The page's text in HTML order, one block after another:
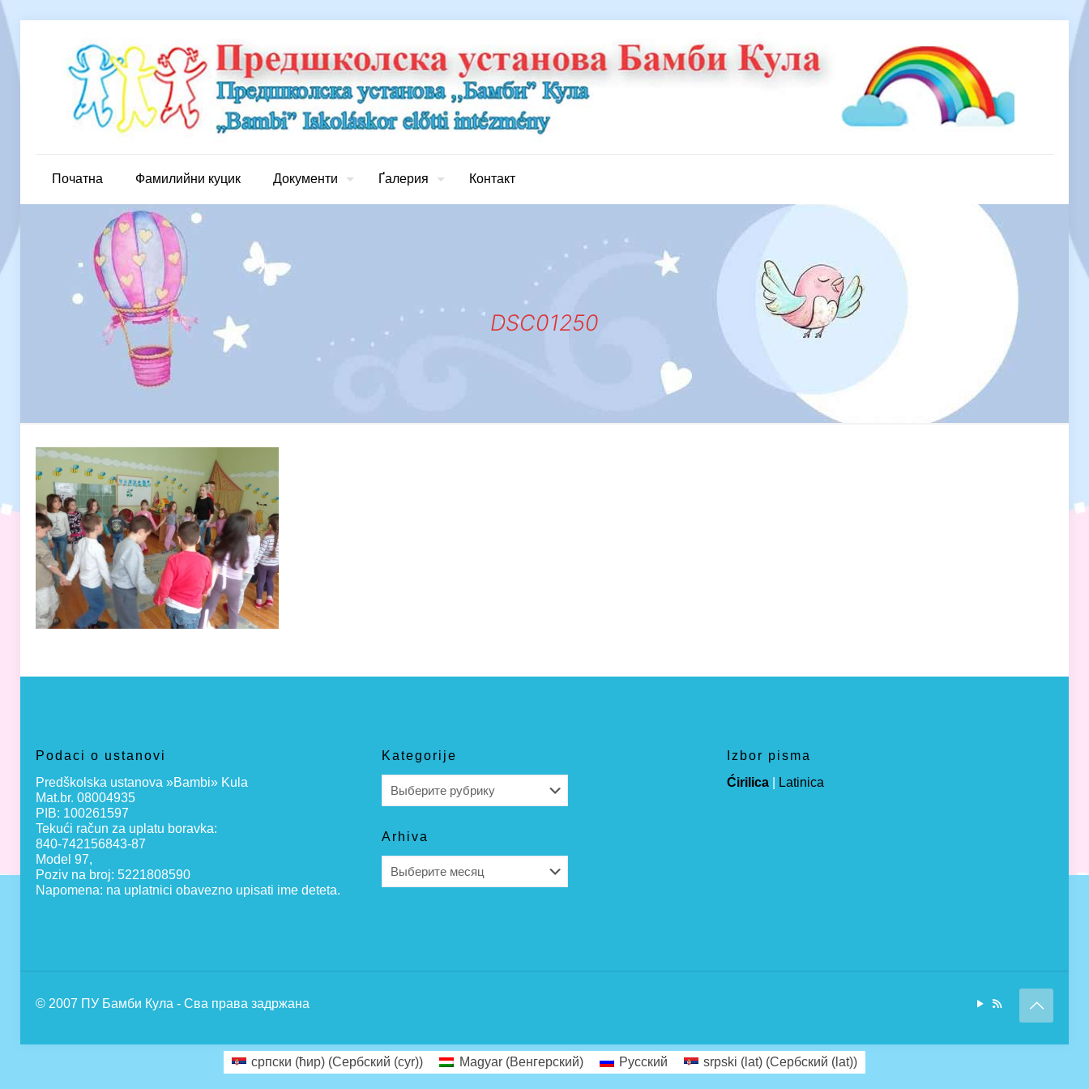
Початна Фамилийни куцик Документи Ґалерия Контакт
DSC01250
Podaci o ustanovi
Predškolska ustanova »Bambi» Kula
Mat.br. 08004935
PIB: 100261597
Tekući račun za uplatu boravka:
840-742156843-87
Model 97,
Poziv na broj: 5221808590
Napomena: na uplatnici obavezno upisati ime deteta.
Kategorije
Arhiva
Izbor pisma
Ćirilica
Latinica
© 2007 ПУ Бамби Кула - Сва права задржана
српски (ћир) (Сербский (cyr)) Magyar(Венгерский) Русский srpski (lat) (Сербский (lat))